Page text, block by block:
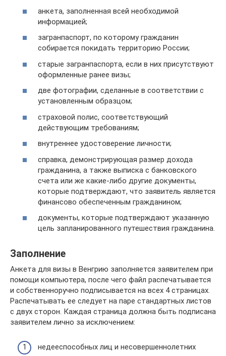
анкета, заполненная всей необходимой
информацией;
загранпаспорт, по которому гражданин
собирается покидать территорию России;
старые загранпаспорта, если в них присутствуют
оформленные ранее визы;
две фотографии, сделанные в соответствии с
установленным образцом;
страховой полис, соответствующий
действующим требованиям;
внутреннее удостоверение личности;
справка, демонстрирующая размер дохода
гражданина, а также выписка с банковского
счета или же какие-либо другие документы,
которые подтверждают, что заявитель является
финансово обеспеченным гражданином;
документы, которые подтверждают указанную
цель запланированного путешествия гражданина.
Заполнение
Анкета для визы в Венгрию заполняется заявителем при
помощи компьютера, после чего файл распечатывается
и собственноручно подписывается на всех 4 страницах.
Распечатывать ее следует на паре стандартных листов
с двух сторон. Каждая страница должна быть подписана
заявителем лично за исключением:
недееспособных лиц и несовершеннолетних